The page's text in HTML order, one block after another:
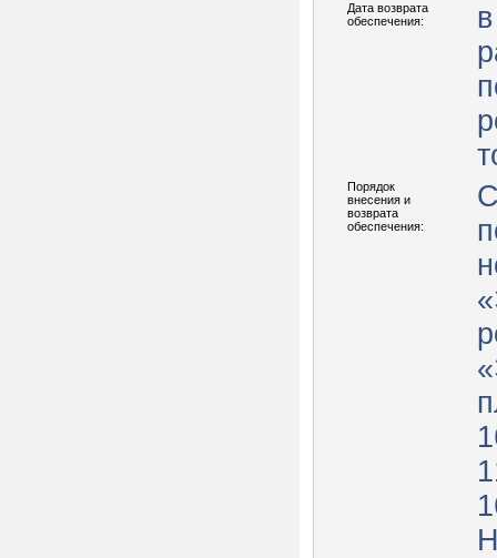
Дата возврата
обеспечения:
Порядок
внесения и
возврата
обеспечения: